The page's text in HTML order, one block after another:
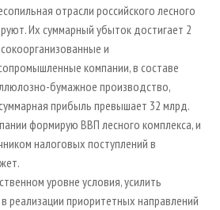
отрасли российского лесного
Их суммарный убыток достигает 2
и
компании, в составе
бумажное производство,
прибыль превышает 32 млрд.
формирую ВВП лесного комплекса, и
налоговых поступлений в
уровне условия, усилить
реализации приоритетных направлений